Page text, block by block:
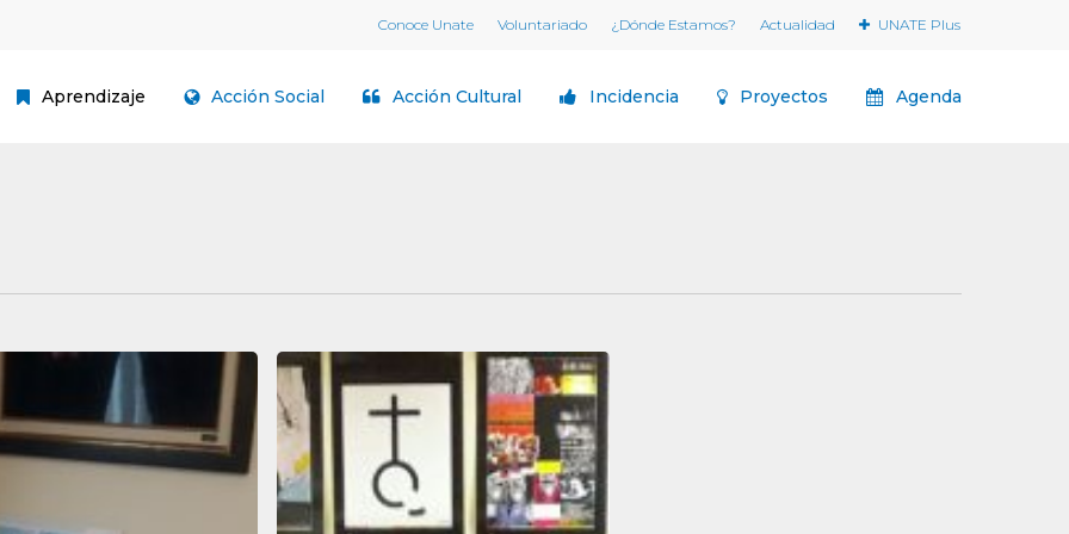
Conoce Unate Voluntariado ¿Dónde Estamos? Actualidad UNATE Plus
Aprendizaje Acción Social Acción Cultural Incidencia Proyectos Agenda
Centro
UNATE
SUANCES